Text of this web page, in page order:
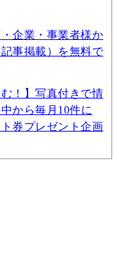
企業・事業者様か
事掲載）を無料で
！】写真付きで情
から毎月10件に
券プレゼント企画